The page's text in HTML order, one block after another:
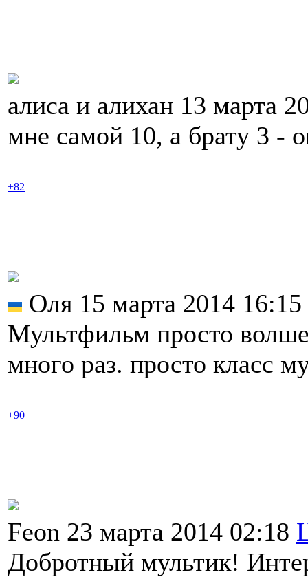
алиса и алихан 13 марта
мне самой 10, а брату 3 -
+82
Оля 15 марта 2014 16:15
Мультфильм просто
много раз. просто класс
+90
Feon 23 марта 2014 02:18
Добротный мультик!